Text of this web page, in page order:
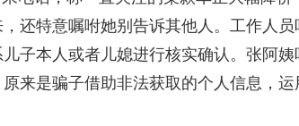
还特意嘱咐她别告诉其他人。工作人
子本人或者儿媳进行核实确认。张阿
来是骗子借助非法获取的个人信息，